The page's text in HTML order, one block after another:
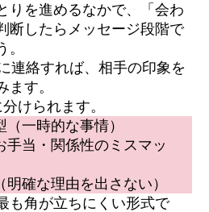
りを進めるなかで、「会わ
断したらメッセージ段階で
連絡すれば、相手の印象を
ます。
けられます。
一時的な事情）
手当・関係性のミスマッ
確な理由を出さない）
も角が立ちにくい形式で